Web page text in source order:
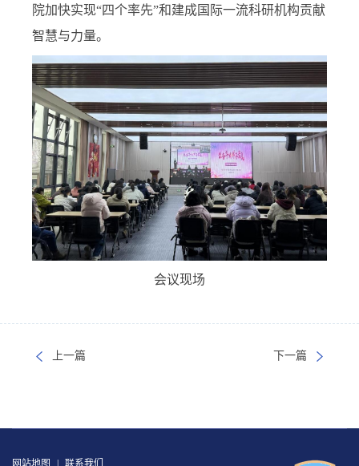
院加快实现“四个率先”和建成国际一流科研机构贡献
智慧与力量。
会议现场
上一篇 下一篇